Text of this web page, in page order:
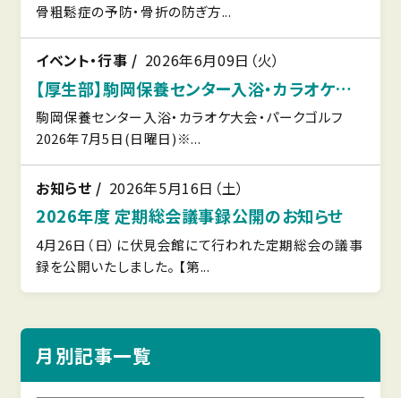
骨粗鬆症の予防・骨折の防ぎ方...
イベント・行事 2026年6月09日（火）
【厚生部】駒岡保養センター入浴・カラオケ大会・パークゴルフ
駒岡保養センター入浴・カラオケ大会・パークゴルフ
2026年7月5日(日曜日)※...
お知らせ 2026年5月16日（土）
2026年度 定期総会議事録公開のお知らせ
4月26日（日）に伏見会館にて行われた定期総会の議事
録を公開いたしました。 【第...
月別記事一覧